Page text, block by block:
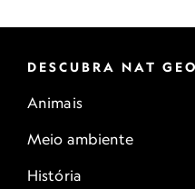
DESCUBRA NAT GEO
Animais
Meio ambiente
História